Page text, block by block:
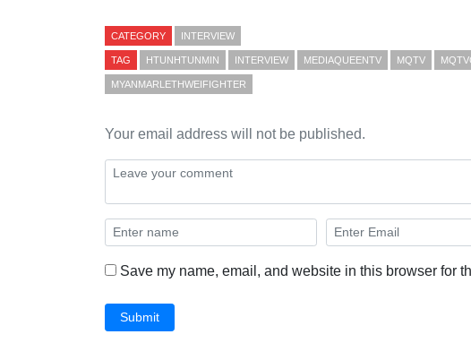
CATEGORY INTERVIEW
TAG HTUNHTUNMIN INTERVIEW MEDIAQUEENTV MQTV
MYANMARLETHWEIFIGHTER
Your email address will not be published.
Save my name, email, and website in this browser for
Submit